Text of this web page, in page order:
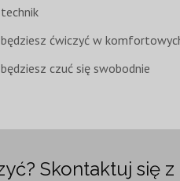
technik
będziesz ćwiczyć w
będziesz czuć się swobodnie
Skontaktuj się